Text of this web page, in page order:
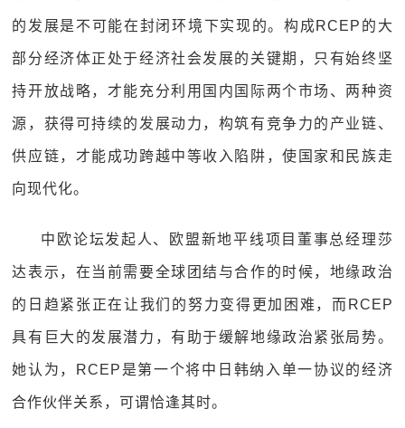
的发展是不可能在封闭环境下实现的。构成RCEP的大
部分经济体正处于经济社会发展的关键期，只有始终坚
持开放战略，才能充分利用国内国际两个市场、两种资
源，获得可持续的发展动力，构筑有竞争力的产业链、
供应链，才能成功跨越中等收入陷阱，使国家和民族走
向现代化。
中欧论坛发起人、欧盟新地平线项目董事总经理莎
达表示，在当前需要全球团结与合作的时候，地缘政治
的日趋紧张正在让我们的努力变得更加困难，而RCEP
具有巨大的发展潜力，有助于缓解地缘政治紧张局势。
她认为，RCEP是第一个将中日韩纳入单一协议的经济
合作伙伴关系，可谓恰逢其时。